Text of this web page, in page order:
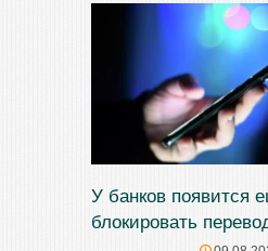
У банков появится
блокировать